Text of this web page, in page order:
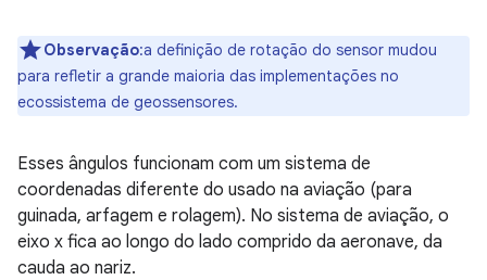
Observação:a definição de rotação do sensor mudou
para refletir a grande maioria das implementações no
ecossistema de geossensores.
Esses ângulos funcionam com um sistema de
coordenadas diferente do usado na aviação (para
guinada, arfagem e rolagem). No sistema de aviação, o
eixo x fica ao longo do lado comprido da aeronave, da
cauda ao nariz.